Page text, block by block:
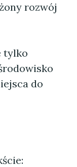
rozwój
tylko
do